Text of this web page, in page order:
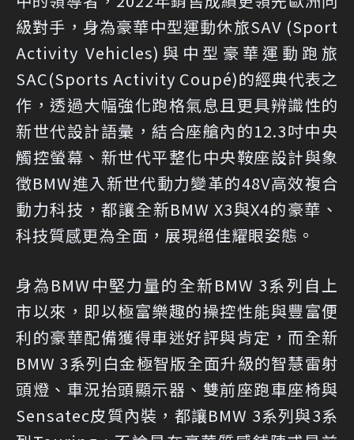
級對手，身為豪華中型運動休旅SAV (Sport
Activity Vehicles)與中型豪華運動跑旅
SAC(Sports Activity Coupé)的經典代表之
作，透過大幅強化跑格氣息且更具辨識性的
新世代設計語彙，結合座艙內的12.3吋中央
觸控螢幕、新世代平整化中央鞍座設計與象
徵BMW進入新世代動力變革的48V高效複合
動力科技，都讓全新BMW X3與X4的豪華、
科技質感更為全面，展現絕佳耀眼姿態。
身為BMW中堅力量的全新BMW 3系列自上
市以來，即以極富樂趣的操控性能與豐富便
利的豪華配備獲得車迷好評與肯定，而全新
BMW 3系列白金極智版全面升級的智慧雷射
頭燈、車況抬頭顯示器、雙前座跑車座椅與
Sensatec皮質內裝，都讓BMW 3系列與3系